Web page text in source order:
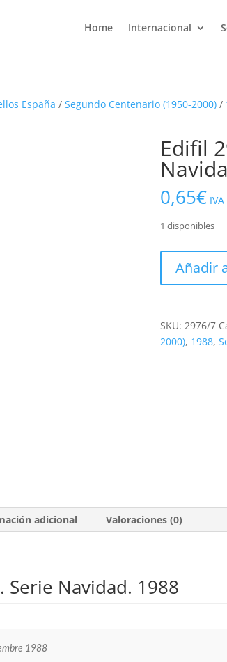
Home Internacional
España /Segundo Centenario (1950-2000) /
Edifil
0,65€
1 disponibles
2976/7.
Serie
2
valores
Añadir
SKU:2976/7
2000), 1988,
adicional Valoraciones (0)
Serie Navidad. 1988
1988